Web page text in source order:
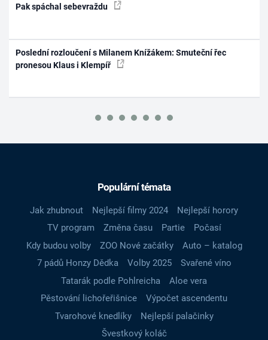
Pak spáchal sebevraždu
Poslední rozloučení s Milanem Knížákem: Smuteční řec
pronesou Klaus i Klempíř
Populární témata
Jak zhubnout Nejlepší filmy 2024
Nejlepší horory
TV program
Změna času Partie
Počasí
Kdy budou volby
ZOO Nové začátky
Auto – katalog
7 pádů Honzy Dědka
Volby 2025
Svařené víno
Tatarák podle Pohlreicha
Aloe vera
Pěstování lichořeřišnice
Výpočet ascendentu
Tvarohové knedlíky
Nejlepší palačinky
Švestkový koláč